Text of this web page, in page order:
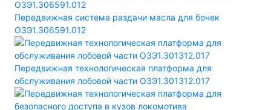
Передвижная система раздачи масла для бочек
ОЗЭ1.306591.012
Передвижная технологическая платформа для
обслуживания лобовой части ОЗЭ1.301312.017